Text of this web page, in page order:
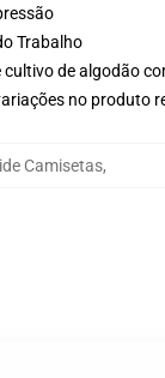
Trabalho
de algodão
no produto
Camisetas,